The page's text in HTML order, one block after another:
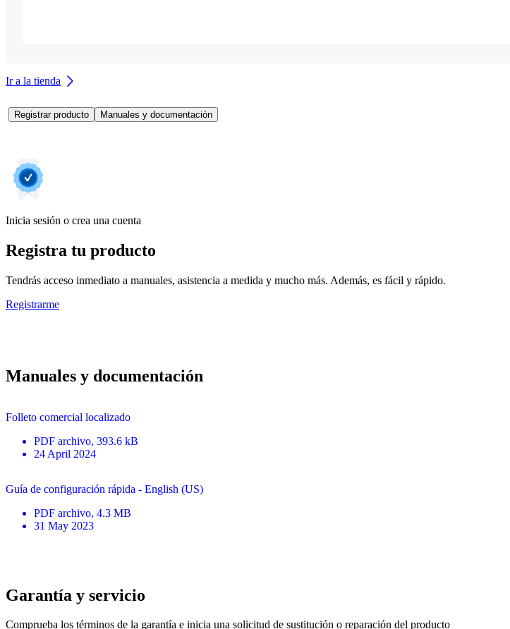
Ir a la tienda
Registrar producto Manuales y documentación
Inicia sesión o crea una cuenta
Registra tu producto
Tendrás acceso inmediato a manuales, asistencia a medida y mucho más. Además, es fácil y rápido.
Registrarme
Manuales y documentación
Folleto comercial localizado
PDF archivo, 393.6 kB
24 April 2024
Guía de configuración rápida - English (US)
PDF archivo, 4.3 MB
31 May 2023
Garantía y servicio
Comprueba los términos de la garantía e inicia una solicitud de sustitución o reparación del producto